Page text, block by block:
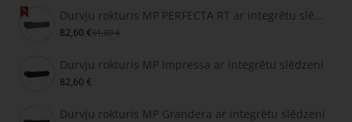
Durvju rokturis MP PERFECTA RT ar integrētu slēdzeni
82,60 €91,80 €
Durvju rokturis MP Impressa ar integrētu slēdzeni
82,60 €
Durvju rokturis MP Grandera ar integrētu slēdzeni